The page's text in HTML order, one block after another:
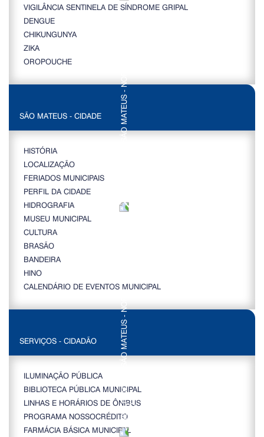
VIGILÂNCIA SENTINELA DE SÍNDROME GRIPAL
DENGUE
CHIKUNGUNYA
ZIKA
OROPOUCHE
SÃO MATEUS - CIDADE
HISTÓRIA
LOCALIZAÇÃO
FERIADOS MUNICIPAIS
PERFIL DA CIDADE
HIDROGRAFIA
MUSEU MUNICIPAL
CULTURA
BRASÃO
BANDEIRA
HINO
CALENDÁRIO DE EVENTOS MUNICIPAL
SERVIÇOS - CIDADÃO
ILUMINAÇÃO PÚBLICA
BIBLIOTECA PÚBLICA MUNICIPAL
LINHAS E HORÁRIOS DE ÔNIBUS
PROGRAMA NOSSOCRÉDITO
FARMÁCIA BÁSICA MUNICIPAL